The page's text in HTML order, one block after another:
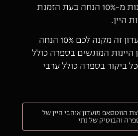
אתם מוזמנים ליהנות מ-10% הנחה בעת הזמנת
היין.
בנוסף חברות במועדון זה מקנה לכם 10% הנחה
היינות המוגשים בספרה כולל
ביקור בספרה כולל ערבי
הווטסאפ מועדון אוהבי היין של
והבוטיק של נתי